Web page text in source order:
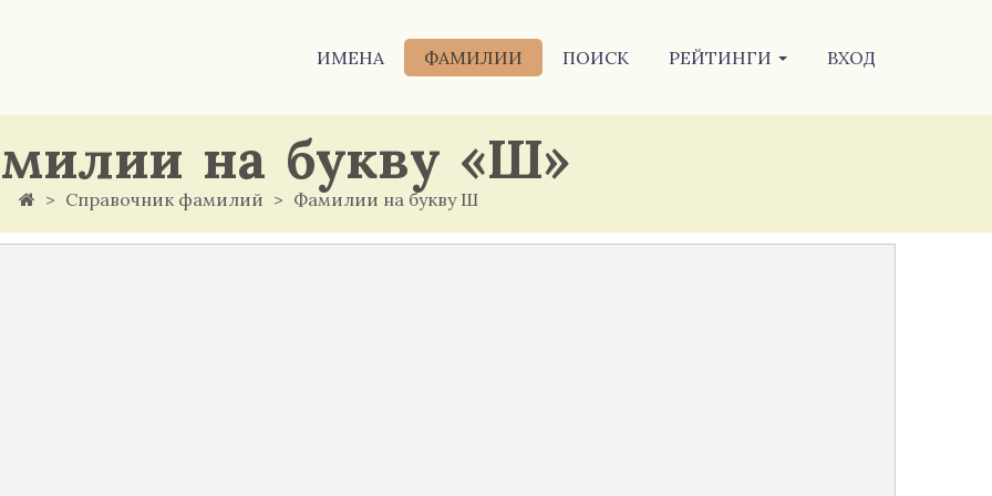
ИМЕНА ФАМИЛИИ ПОИСК РЕЙТИНГИ ВХОД
на букву «Ш»
Справочник фамилий Фамилии на букву Ш